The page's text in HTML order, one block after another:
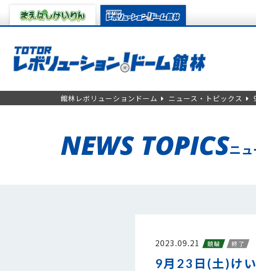
館林レボリューションドーム ニュース・トピックス
NEWS TOPICSニ
2023.09.21 競輪 終了
9月23日(土)け